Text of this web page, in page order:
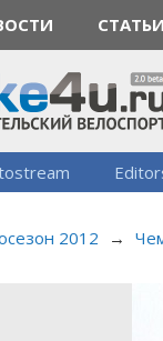
СТАТЬИ
2012 →